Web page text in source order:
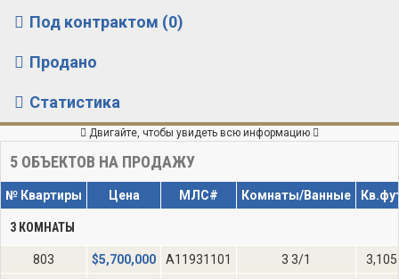
Под контрактом (0)
Продано
Статистика
Двигайте, чтобы увидеть всю информацию
5 ОБЪЕКТОВ НА ПРОДАЖУ
№ Квартиры Цена МЛС# Комнаты/Ванные
3 КОМНАТЫ
803 $5,700,000 A11931101 3 3/1
3,105